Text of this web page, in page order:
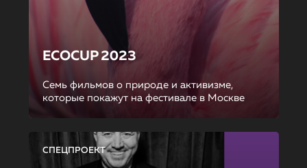
ECOCUP 2023
Семь фильмов о природе и активизме,
которые покажут на фестивале в Москве
СПЕЦПРОЕКТ